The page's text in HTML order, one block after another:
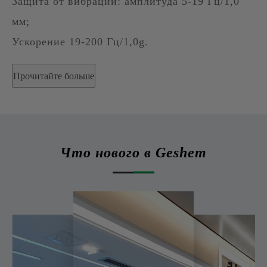
мм;
Ускорение 19-200 Гц/1,0g.
Прочитайте больше
Что нового в Geshem